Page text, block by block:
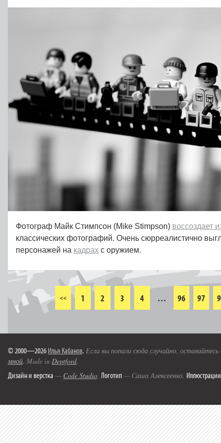
Фотограф Майк Стимпсон (Mike Stimpson) воссоздает
классических фотографий. Очень сюрреалистично
персонажей на кадрах с оружием.
<< 1 2 3 4 … 96 97
© 2000—2026 Илья Кабанов. Если вы попали сюда случайно,
мной. Made in Deptford.
Дизайн и верстка — Code Studio. Логотип — Саша Алексеенко. Иллюстрации